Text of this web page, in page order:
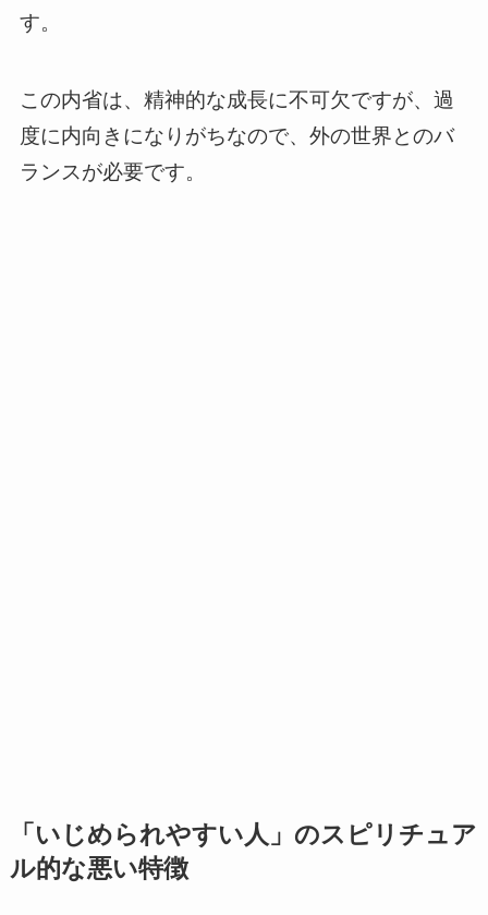
す。
この内省は、精神的な成長に不可欠ですが、過
度に内向きになりがちなので、外の世界とのバ
ランスが必要です。
「いじめられやすい人」のスピリチュア
ル的な悪い特徴